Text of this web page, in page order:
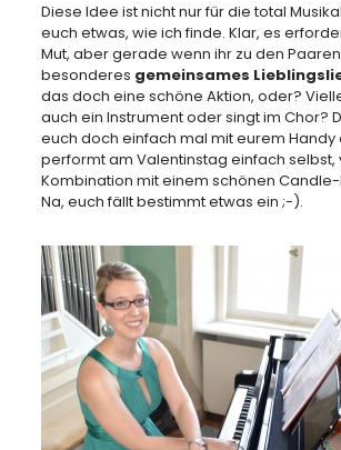
Diese Idee ist nicht nur für die total
euch etwas, wie ich finde. Klar, es
Mut, aber gerade wenn ihr zu den
besonderes gemeinsames
das doch eine schöne Aktion, oder?
auch ein Instrument oder singt im Chor?
euch doch einfach mal mit eurem Handy
performt am Valentinstag einfach selbst,
Kombination mit einem schönen
Na, euch fällt bestimmt etwas ein ;-).